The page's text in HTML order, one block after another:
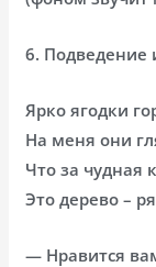
6. Подведение
Ярко ягодки
На меня они
Что за чудная
Это дерево –
— Нравится